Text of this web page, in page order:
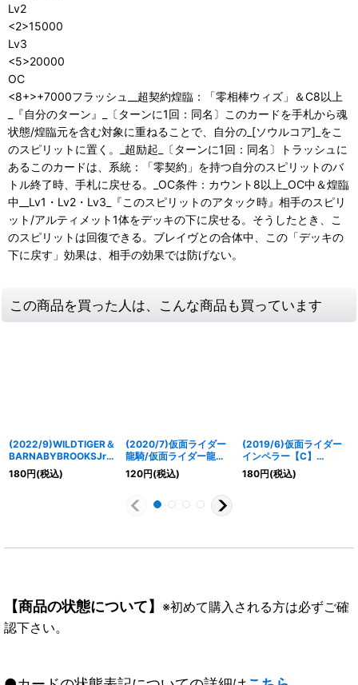
Lv2
<2>15000
Lv3
<5>20000
OC
<8+>+7000フラッシュ__超契約煌臨：「零相棒ウィズ」＆C8以上
_『自分のターン』_〔ターンに1回：同名〕このカードを手札から魂
状態/煌臨元を含む対象に重ねることで、自分の_[ソウルコア]_をこ
のスピリットに置く。_超励起_〔ターンに1回：同名〕トラッシュに
あるこのカードは、系統：「零契約」を持つ自分のスピリットのバ
トル終了時、手札に戻せる。_OC条件：カウント8以上_OC中＆煌臨
中__Lv1・Lv2・Lv3_『このスピリットのアタック時』相手のスピリ
ット/アルティメット1体をデッキの下に戻せる。そうしたとき、こ
のスピリットは回復できる。ブレイヴとの合体中、この「デッキの
下に戻す」効果は、相手の効果では防げない。
この商品を買った人は、こんな商品も買っています
(2022/9)WILDTIGER＆
BARNABYBROOKSJr.
【X】{CB26-X01}
《多》
180円(税込)
(2020/7)仮面ライダー
龍騎/仮面ライダー龍騎
サバイブ【転醒R】
{CB15-004}《赤》
120円(税込)
(2019/6)仮面ライダー
インペラー【C】
{CB10-041}《緑》
180円(税込)
【商品の状態について】 ※初めて購入される方は必ずご確
認下さい。